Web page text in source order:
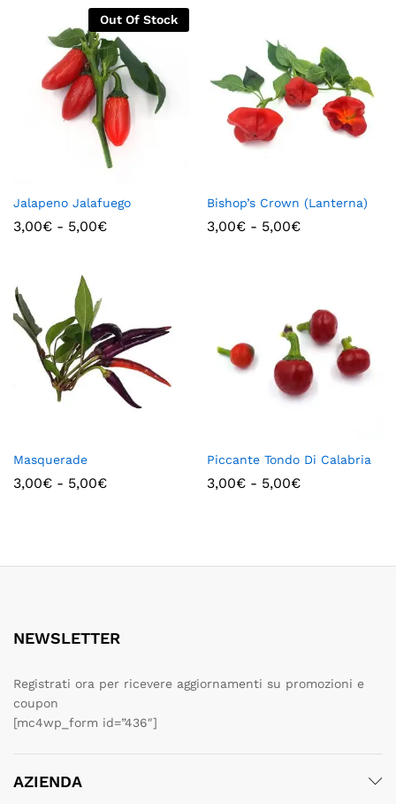
Out Of Stock
Jalapeno Jalafuego
3,00€ - 5,00€
Bishop’s Crown (Lanterna)
3,00€ - 5,00€
Masquerade
3,00€ - 5,00€
Piccante Tondo Di Calabria
3,00€ - 5,00€
NEWSLETTER
Registrati ora per ricevere aggiornamenti su promozioni e
coupon
[mc4wp_form id=”436″]
AZIENDA